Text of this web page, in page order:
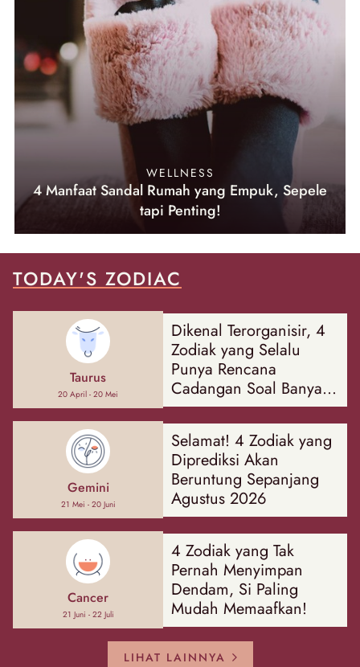
WELLNESS
4 Manfaat Sandal Rumah yang Empuk, Sepele
tapi Penting!
TODAY'S ZODIAC
Taurus
20 April - 20 Mei
Dikenal Terorganisir, 4
Zodiak yang Selalu
Punya Rencana
Cadangan Soal Banyak
Hal
Gemini
21 Mei - 20 Juni
Selamat! 4 Zodiak yang
Diprediksi Akan
Beruntung Sepanjang
Agustus 2026
Cancer
21 Juni - 22 Juli
4 Zodiak yang Tak
Pernah Menyimpan
Dendam, Si Paling
Mudah Memaafkan!
LIHAT LAINNYA